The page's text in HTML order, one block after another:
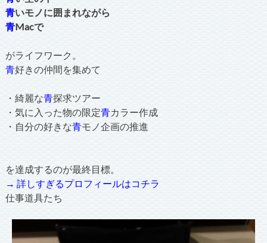
青いモノに囲まれながら
青Macで
がライフワーク。
青好きの仲間を集めて
・綺麗な青探求ツアー
・気に入った物の限定青カラー作成
・自分の好きな青モノ企画の推進
を達成するのが最終目標。
→ 詳しすぎるプロフィールはコチラ
仕事道具たち